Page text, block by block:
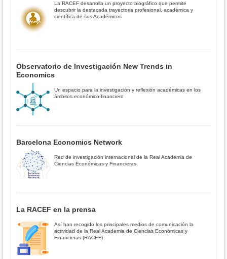
La RACEF desarrolla un proyecto biográfico que permite
descubrir la destacada trayectoria profesional, académica y
científica de sus Académicos
Observatorio de Investigación New Trends in
Economics
Un espacio para la investigación y reflexión académicas en los
ámbitos económico-financiero
Barcelona Economics Network
Red de investigación internacional de la Real Academia de
Ciencias Económicas y Financieras
La RACEF en la prensa
Así han recogido los principales medios de comunicación la
actividad de la Real Academia de Ciencias Económicas y
Financieras (RACEF)